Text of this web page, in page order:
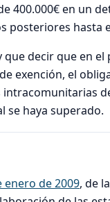
400.000€ en un
posteriores hasta
que decir que en
exención, el
se haya superado.
enero de 2009, de